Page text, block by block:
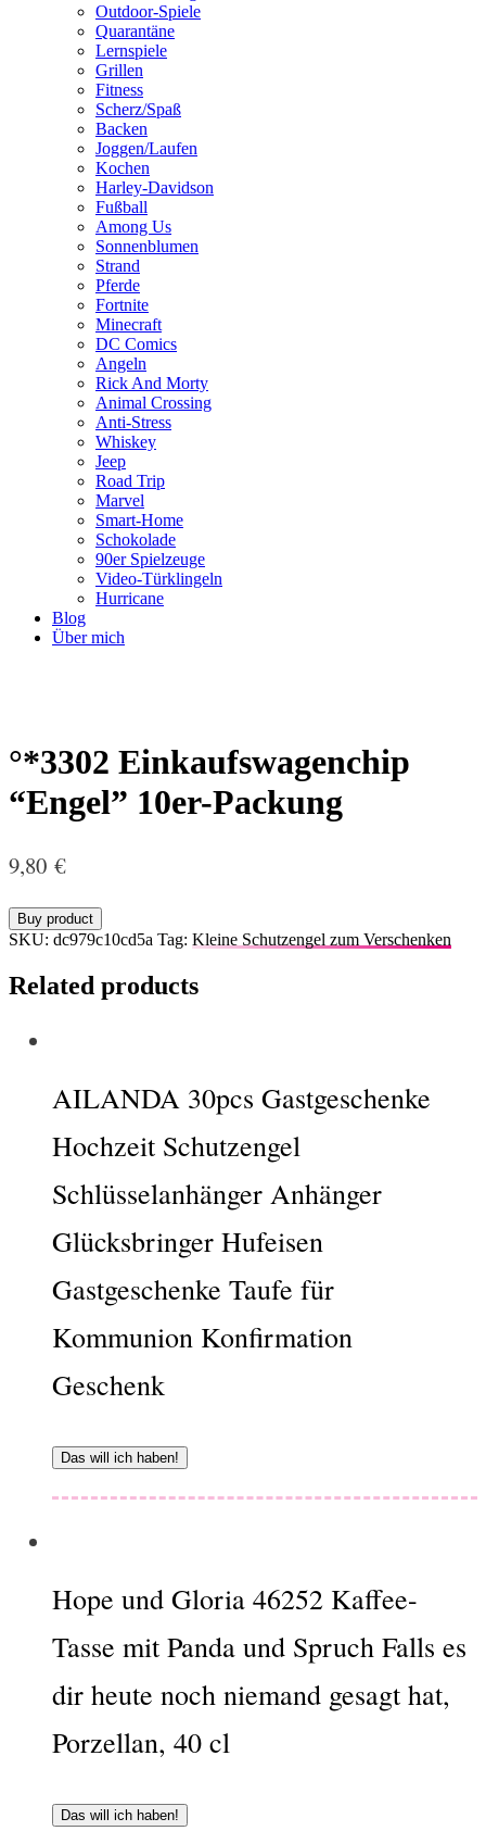
Outdoor-Spiele
Quarantäne
Lernspiele
Grillen
Fitness
Scherz/Spaß
Backen
Joggen/Laufen
Kochen
Harley-Davidson
Fußball
Among Us
Sonnenblumen
Strand
Pferde
Fortnite
Minecraft
DC Comics
Angeln
Rick And Morty
Animal Crossing
Anti-Stress
Whiskey
Jeep
Road Trip
Marvel
Smart-Home
Schokolade
90er Spielzeuge
Video-Türklingeln
Hurricane
Blog
Über mich
°*3302 Einkaufswagenchip
“Engel” 10er-Packung
9,80 €
Buy product
SKU: dc979c10cd5a Tag: Kleine Schutzengel zum Verschenken
Related products
AILANDA 30pcs Gastgeschenke
Hochzeit Schutzengel
Schlüsselanhänger Anhänger
Glücksbringer Hufeisen
Gastgeschenke Taufe für
Kommunion Konfirmation
Geschenk
Das will ich haben!
Hope und Gloria 46252 Kaffee-
Tasse mit Panda und Spruch Falls es
dir heute noch niemand gesagt hat,
Porzellan, 40 cl
Das will ich haben!